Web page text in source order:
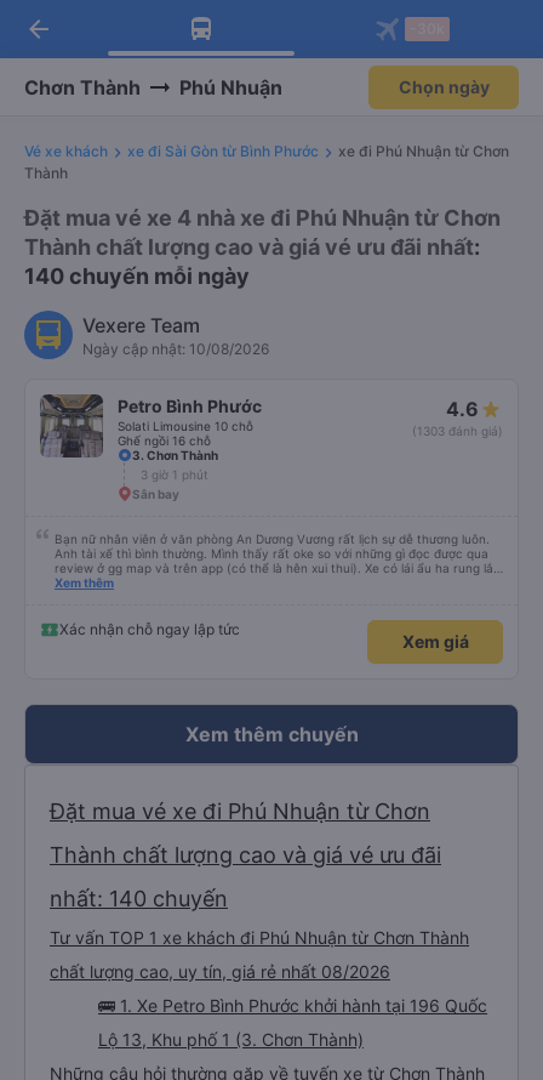
Tải app Vexere ngay!
Nhận ưu đãi thành viên độc
Mở app
Tải app Vexere
-30k/ghế khi đặt vé máy bay qua
Mở app
arrow_back
Chơn Thành Phú Nhuận Chọn ngày
Vé xe khách xe đi Sài Gòn từ Bình Phước
xe đi Phú Nhuận từ Chơn
Thành
Đặt mua vé xe 4 nhà xe đi Phú Nhuận từ Chơn
Thành chất lượng cao và giá vé ưu đãi nhất:
140 chuyến mỗi ngày
Vexere Team
Ngày cập nhật: 10/08/2026
Petro Bình Phước
Solati Limousine 10 chỗ
Ghế ngồi 16 chỗ
4.6
(1303 đánh giá)
3. Chơn Thành
3 giờ 1 phút
Sân bay
Bạn nữ nhân viên ở văn phòng An Dương Vương rất lịch sự dễ thương luôn.
Anh tài xế thì bình thường. Mình thấy rất oke so với những gì đọc được qua
review ở gg map và trên app (có thể là hên xui thui). Xe có lái ẩu ha rung lắc
hay không thì cũng ko rõ tại mình say xe nên ngủ ko à
Xem thêm
Xác nhận chỗ ngay lập tức
Xem giá
Xem thêm chuyến
Đặt mua vé xe đi Phú Nhuận từ Chơn
Thành chất lượng cao và giá vé ưu đãi
nhất: 140 chuyến
Tư vấn TOP 1 xe khách đi Phú Nhuận từ Chơn Thành
chất lượng cao, uy tín, giá rẻ nhất 08/2026
🚌 1. Xe Petro Bình Phước khởi hành tại 196 Quốc
Lộ 13, Khu phố 1 (3. Chơn Thành)
Những câu hỏi thường gặp về tuyến xe từ Chơn Thành